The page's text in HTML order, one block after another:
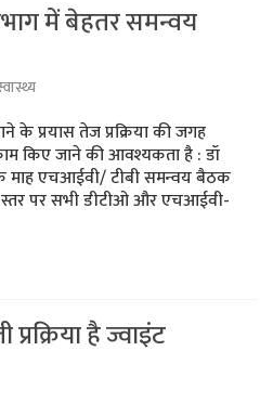
में बेहतर समन्वय
के प्रयास तेज प्रक्रिया की जगह
किए जाने की आवश्यकता है : डॉ
माह एचआईवी/ टीबी समन्वय बैठक
पर सभी डीटीओ और एचआईवी-
है ज्वाइंट